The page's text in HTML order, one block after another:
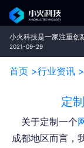
小火科技是一家注重创
2021-09-29
首页 >行业资讯 >
定
关于定制一个
成都地区而言，